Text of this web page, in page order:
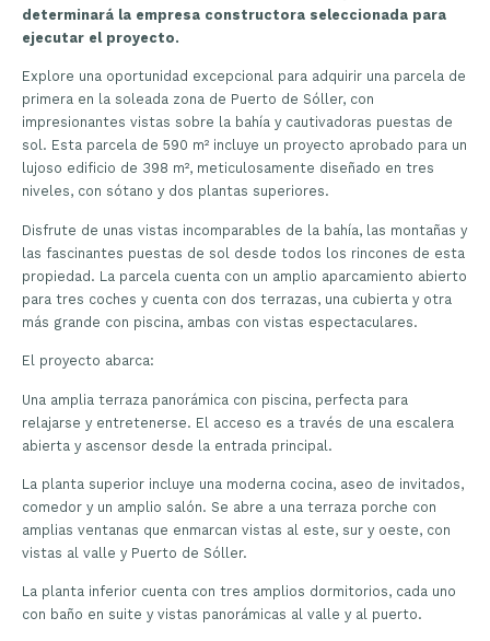
determinará la empresa constructora seleccionada para
ejecutar el proyecto.
Explore una oportunidad excepcional para adquirir una parcela de
primera en la soleada zona de Puerto de Sóller, con
impresionantes vistas sobre la bahía y cautivadoras puestas de
sol. Esta parcela de 590 m² incluye un proyecto aprobado para un
lujoso edificio de 398 m², meticulosamente diseñado en tres
niveles, con sótano y dos plantas superiores.
Disfrute de unas vistas incomparables de la bahía, las montañas y
las fascinantes puestas de sol desde todos los rincones de esta
propiedad. La parcela cuenta con un amplio aparcamiento abierto
para tres coches y cuenta con dos terrazas, una cubierta y otra
más grande con piscina, ambas con vistas espectaculares.
El proyecto abarca:
Una amplia terraza panorámica con piscina, perfecta para
relajarse y entretenerse. El acceso es a través de una escalera
abierta y ascensor desde la entrada principal.
La planta superior incluye una moderna cocina, aseo de invitados,
comedor y un amplio salón. Se abre a una terraza porche con
amplias ventanas que enmarcan vistas al este, sur y oeste, con
vistas al valle y Puerto de Sóller.
La planta inferior cuenta con tres amplios dormitorios, cada uno
con baño en suite y vistas panorámicas al valle y al puerto.